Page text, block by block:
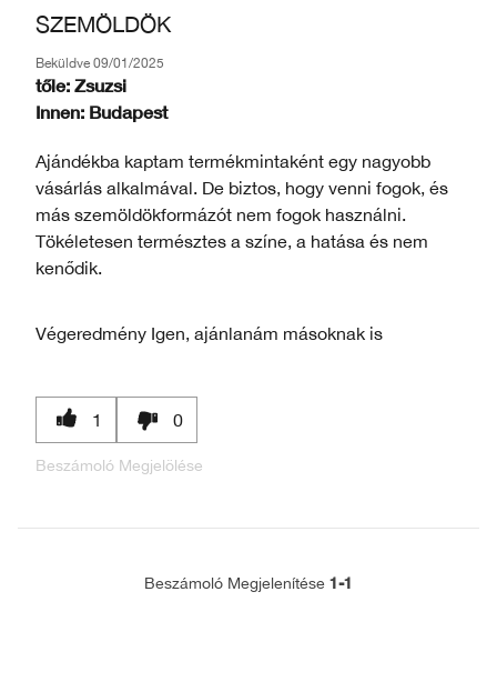
SZEMÖLDÖK
Beküldve 09/01/2025
tőle: Zsuzsi
Innen: Budapest
Ajándékba kaptam termékmintaként egy nagyobb
vásárlás alkalmával. De biztos, hogy venni fogok, és
más szemöldökformázót nem fogok használni.
Tökéletesen természtes a színe, a hatása és nem
kenődik.
Végeredmény Igen, ajánlanám másoknak is
1 0
Beszámoló Megjelölése
Beszámoló Megjelenítése 1-1